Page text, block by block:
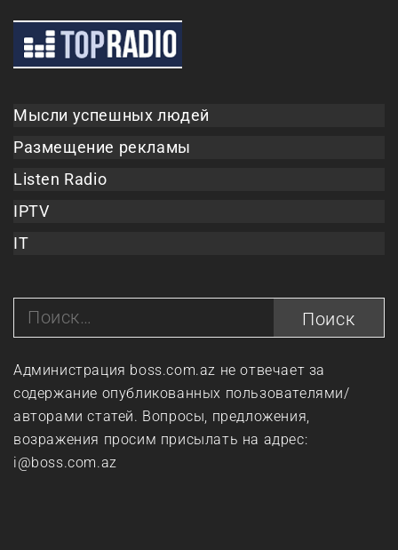
Мысли успешных людей
Размещение рекламы
Listen Radio
IPTV
IT
Найти:
Администрация boss.com.az не отвечает за
содержание опубликованных пользователями/
авторами статей. Вопросы, предложения,
возражения просим присылать на адрес:
i@boss.com.az